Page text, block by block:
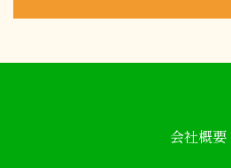
会社概要